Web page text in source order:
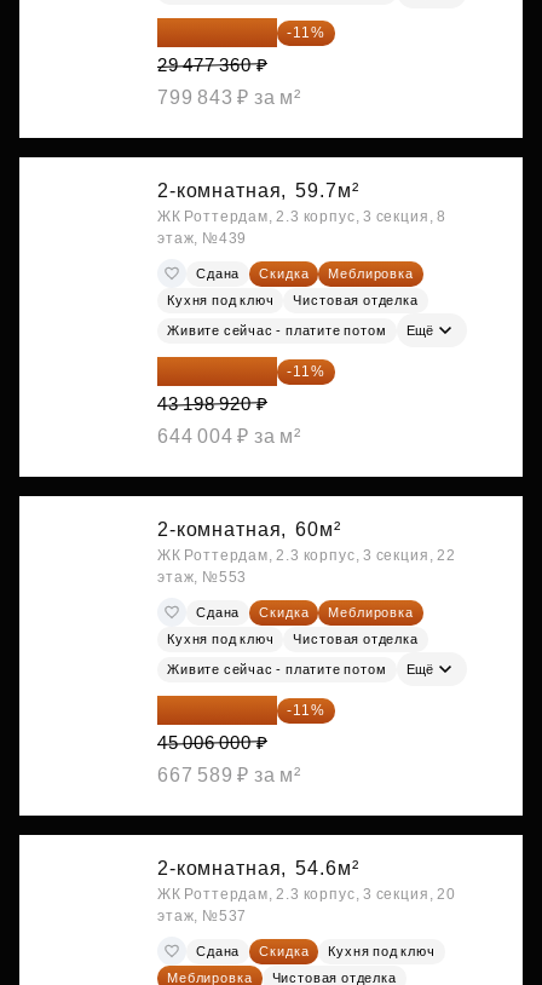
26 234 850 ₽ -11%
29 477 360 ₽
799 843 ₽ за м²
2-комнатная, 59.7м²
ЖК Роттердам, 2.3 корпус, 3 секция, 8
этаж, №439
Сдана Скидка
Меблировка
Кухня под ключ
Чистовая отделка
Живите сейчас - платите потом Ещё
38 447 039 ₽ -11%
43 198 920 ₽
644 004 ₽ за м²
2-комнатная, 60м²
ЖК Роттердам, 2.3 корпус, 3 секция, 22
этаж, №553
Сдана Скидка
Меблировка
Кухня под ключ
Чистовая отделка
Живите сейчас - платите потом Ещё
40 055 340 ₽ -11%
45 006 000 ₽
667 589 ₽ за м²
2-комнатная, 54.6м²
ЖК Роттердам, 2.3 корпус, 3 секция, 20
этаж, №537
Сдана Скидка
Кухня под ключ
Меблировка
Чистовая отделка